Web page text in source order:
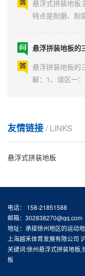
特点是耐磨、耐
材料。有很多客
好坏，认为地板
区。幼儿园悬浮
悬...
解：1、误区一
都有阻燃性，可
定...
悬浮式拼装地板
和疲劳；2.摩擦
的球反弹率；4.
寄生细菌的特性
品，起初用以五
对该商品的了解
浮式拼接地板对
降水侵蚀、无生
悬浮地板单双层
悬浮地板单双层
友情链接 / LINKS
悬浮式拼装地板
电话： 158-21851588
邮箱：302838270@qq.com
地址：承接徐州地区的运动
上海越禾体育发展有限公司
关键词:徐州悬浮式拼装地板
板